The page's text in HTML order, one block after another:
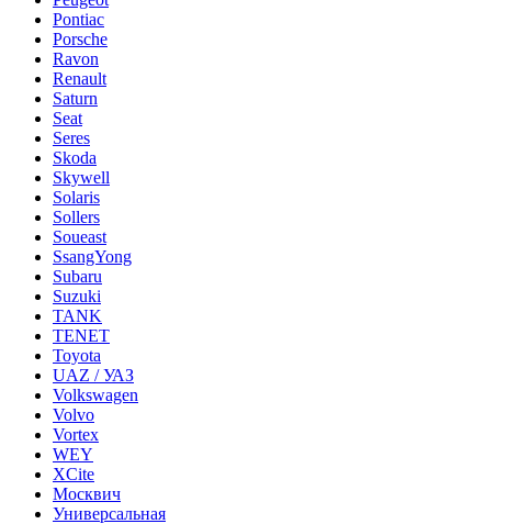
Pontiac
Porsche
Ravon
Renault
Saturn
Seat
Seres
Skoda
Skywell
Solaris
Sollers
Soueast
SsangYong
Subaru
Suzuki
TANK
TENET
Toyota
UAZ / УАЗ
Volkswagen
Volvo
Vortex
WEY
XCite
Москвич
Универсальная